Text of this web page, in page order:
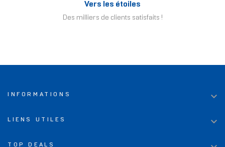
Vers les étoiles
Des milliers de clients satisfaits !
INFORMATIONS 
LIENS UTILES 
TOP DEALS